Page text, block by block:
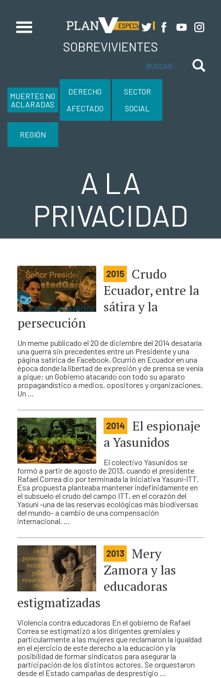
SOBREVIVIENTES
MUERTES NO
ACLARADAS
DERECHO
AFECTADO
SECTOR
SOCIAL
REGIÓN
A LA
PRIVACIDAD
2015
Crudo
Ecuador, entre la
sátira y la
persecución
Un meme publicado el 20 de diciembre del 2014 desataría
una guerra sin precedentes entre un Presidente y una
página satírica de Facebook. Ocurrió en Ecuador en una
época donde la libertad de expresión y de prensa se venía
a pique: un Gobierno atacando con todo su aparato
propagandístico a medios, opositores y organizaciones.
Un …
2014
El espionaje
a Yasunidos
El colectivo Yasunidos se
formó a partir de agosto de 2013, cuando el presidente
Rafael Correa dio por terminada la Iniciativa Yasuní-ITT.
Esa propuesta planteaba mantener indefinidamente en
el subsuelo el crudo del campo ITT, en el corazón del
Yasuní -una de las reservas ecológicas más biodiversas
del mundo- a cambio de una compensación
internacional. …
2013
Mery
Zamora y las
educadoras
estigmatizadas
Violencia contra educadoras En el gobierno de Rafael
Correa se estigmatizó a los dirigentes gremiales y
particularmente a las mujeres que reclamaron la igualdad
en el ejercicio de este derecho a la educación y la
posibilidad de formar sindicatos para asegurar la
participación de los distintos actores. Se orquestaron
desde el Estado campañas de desprestigio …